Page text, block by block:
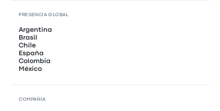
PRESENCIA GLOBAL
Argentina
Brasil
Chile
España
Colombia
México
COMPAÑÍA